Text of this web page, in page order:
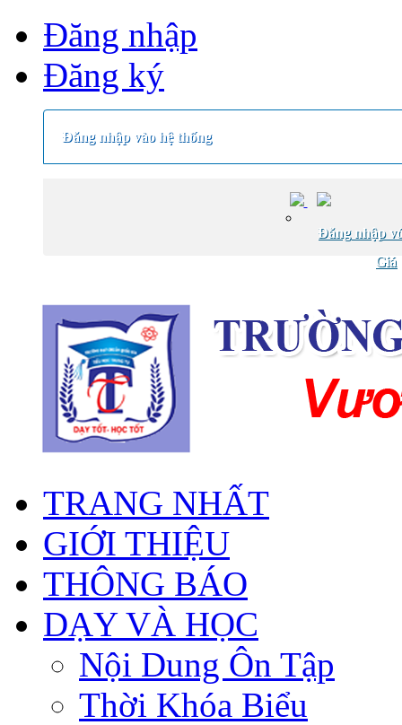
Đăng nhập
Đăng ký
Đăng nhập vào hệ thống
Đăng nhập
Giá
TRANG NHẤT
GIỚI THIỆU
THÔNG BÁO
DẠY VÀ HỌC
Nội Dung Ôn Tập
Thời Khóa Biểu